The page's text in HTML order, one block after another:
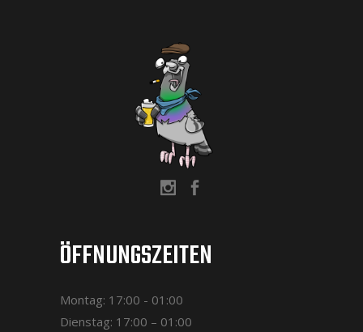
ÖFFNUNGSZEITEN
Montag: 17:00 - 01:00
Dienstag: 17:00 – 01:00